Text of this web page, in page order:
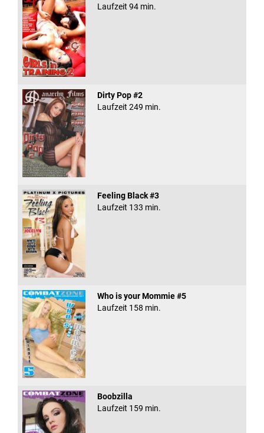
Laufzeit 94 min.
Dirty Pop #2
Laufzeit 249 min.
Feeling Black #3
Laufzeit 133 min.
Who is your Mommie #5
Laufzeit 158 min.
Boobzilla
Laufzeit 159 min.